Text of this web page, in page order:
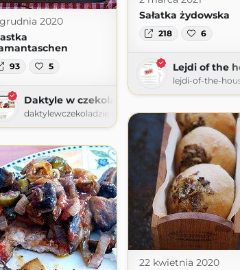
Sałatka żydowska
218 6
Lejdi of the
lejdi-of-the-
2020
93 5
Daktyle w czekoladzie
daktylewczekoladzie.blogspot.com
22 kwietnia 2020